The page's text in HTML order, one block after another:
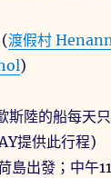
(渡假村
)
斯陸的船每天
提供此行程)
島出發；中午